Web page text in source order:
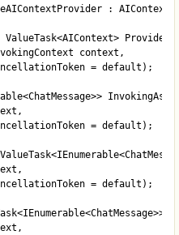
:
ValueTask<AIContext>
context,
= default);
= default);
= default);